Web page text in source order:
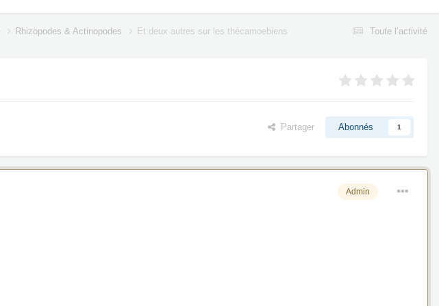
Toute l’activité
Rhizopodes & Actinopodes Et deux autres sur les thécamoebiens
Partager Abonnés 1
Admin